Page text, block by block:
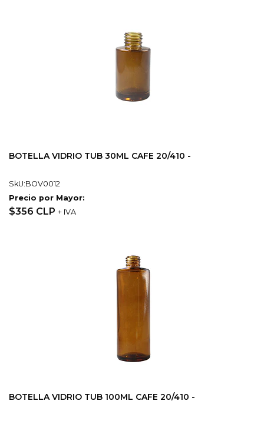
BOTELLA VIDRIO TUB 30ML CAFE 20/410 -
SkU:BOV0012
Precio por Mayor:
$356 CLP + IVA
BOTELLA VIDRIO TUB 100ML CAFE 20/410 -